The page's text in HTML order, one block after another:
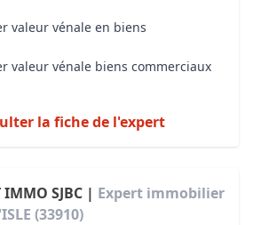
valeur vénale en biens
valeur vénale biens commerciaux
la fiche de l'expert
IMMO SJBC | Expert immobilier
(33910)